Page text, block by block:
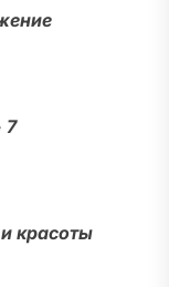
7
красоты